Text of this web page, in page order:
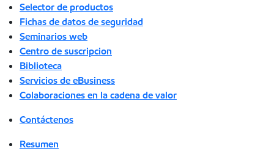
Selector de productos
Fichas de datos de seguridad
Seminarios web
Centro de suscripcion
Biblioteca
Servicios de eBusiness
Colaboraciones en la cadena de valor
Contáctenos
Resumen